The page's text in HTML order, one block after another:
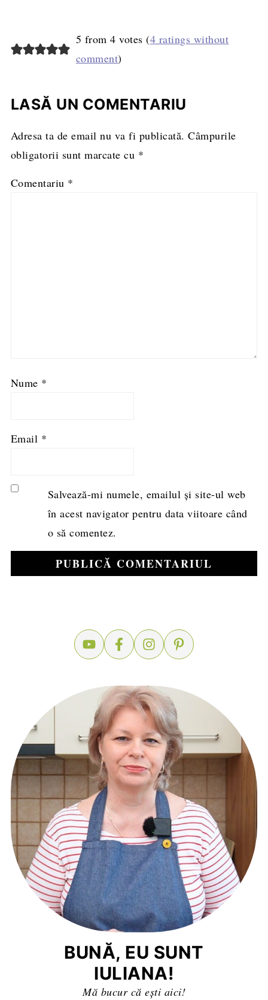
5 from 4 votes (4 ratings without
comment)
LASĂ UN COMENTARIU
Adresa ta de email nu va fi publicată. Câmpurile
obligatorii sunt marcate cu *
Comentariu *
Nume *
Email *
Salvează-mi numele, emailul și site-ul web
în acest navigator pentru data viitoare când
o să comentez.
BUNĂ, EU SUNT
IULIANA!
Mă bucur că ești aici!